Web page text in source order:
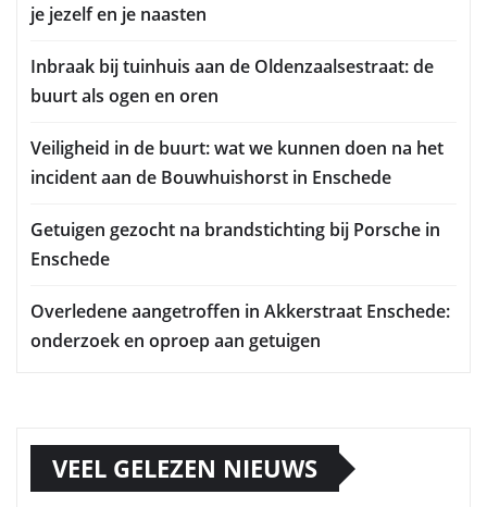
je jezelf en je naasten
Inbraak bij tuinhuis aan de Oldenzaalsestraat: de
buurt als ogen en oren
Veiligheid in de buurt: wat we kunnen doen na het
incident aan de Bouwhuishorst in Enschede
Getuigen gezocht na brandstichting bij Porsche in
Enschede
Overledene aangetroffen in Akkerstraat Enschede:
onderzoek en oproep aan getuigen
VEEL GELEZEN NIEUWS